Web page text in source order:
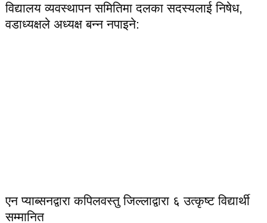
विद्यालय व्यवस्थापन समितिमा दलका सदस्यलाई निषेध,
वडाध्यक्षले अध्यक्ष बन्न नपाइने:
एन प्याब्सनद्वारा कपिलवस्तु जिल्लाद्वारा ६ उत्कृष्ट विद्यार्थी
सम्मानित